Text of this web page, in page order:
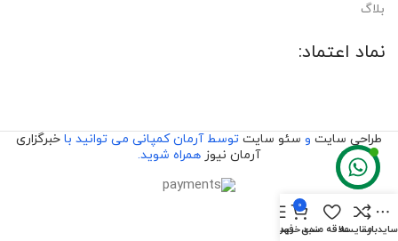
بلاگ
نماد اعتماد:
طراحی سایت و سئو سایت توسط آرمان کمپانی می توانید با خبرگزاری
آرمان نیوز همراه شوید.
سایدبارمقایسهعلاقه مندی
0
سبد خریدفهرست